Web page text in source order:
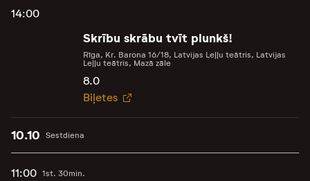
14:00
Skrību skrābu tvīt plunkš!
Rīga, Kr. Barona 16/18, Latvijas Leļļu teātris, Latvijas
Leļļu teātris, Mazā zāle
8.0
Biļetes
Sestdiena
10.10
11:00 1st. 30min.